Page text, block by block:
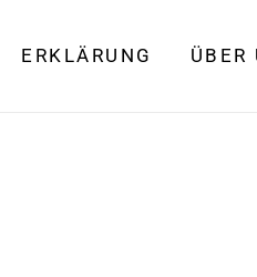
ERKLÄRUNG ÜBER